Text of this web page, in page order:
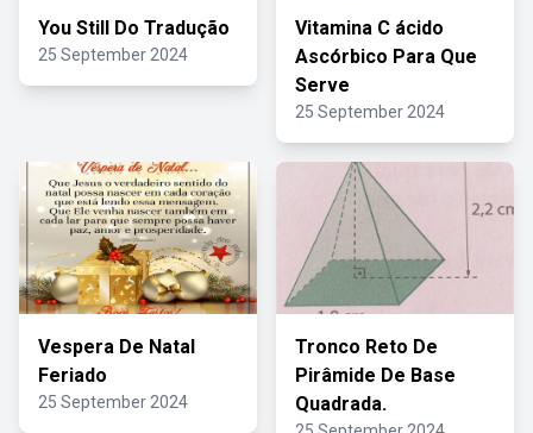
You Still Do Tradução
25 September 2024
Vitamina C ácido
Ascórbico Para Que
Serve
25 September 2024
Vespera De Natal
Feriado
25 September 2024
Tronco Reto De
Pirâmide De Base
Quadrada.